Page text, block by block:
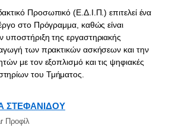
Προσωπικό (Ε.Δ.Ι.Π.) επιτελεί ένα
έργο στο Πρόγραμμα, καθώς είναι
υποστήριξη της εργαστηριακής
των πρακτικών ασκήσεων και την
με τον εξοπλισμό και τις ψηφιακές
του Τμήματος.
ΣΤΕΦΑΝΙΔΟΥ
Προφίλ